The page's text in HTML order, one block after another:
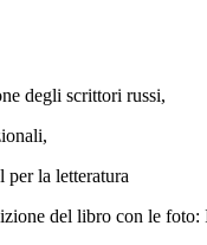
degli scrittori russi,
per la letteratura
del libro con le